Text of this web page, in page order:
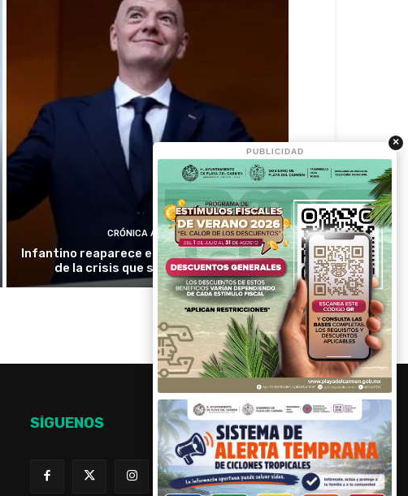
CRÓNICA ACTIVA
Infantino reaparece en Colombia en medio
de la crisis que sacude a la FIFA
SÍGUENOS
×
PUBLICIDAD